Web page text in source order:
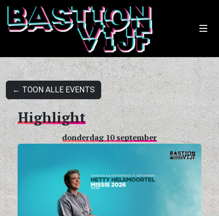
← TOON ALLE EVENTS
Highlight
donderdag 10 september